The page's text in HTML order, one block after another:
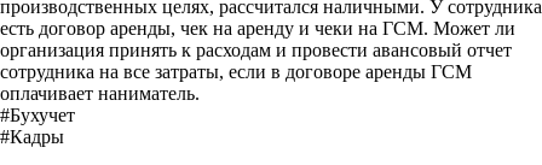
производственных целях, рассчитался наличными. У сотрудника
есть договор аренды, чек на аренду и чеки на ГСМ. Может ли
организация принять к расходам и провести авансовый отчет
сотрудника на все затраты, если в договоре аренды ГСМ
оплачивает наниматель.
#Бухучет
#Кадры